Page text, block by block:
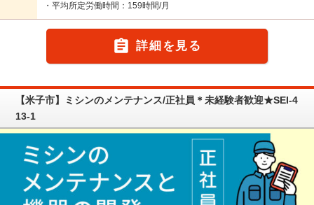
・平均所定労働時間：159時間/月
 詳細を見る
【米子市】ミシンのメンテナンス/正社員＊未経験者歓迎★SEI-4
13-1